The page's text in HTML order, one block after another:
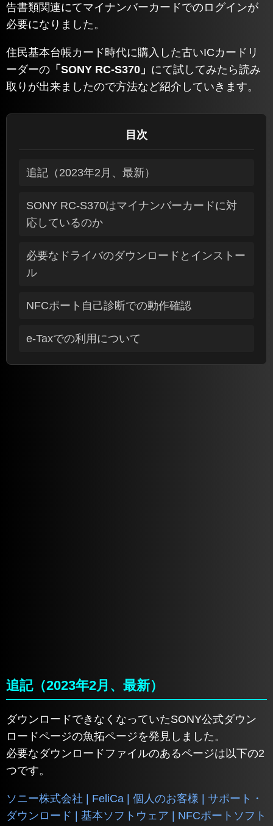
告書類関連にてマイナンバーカードでのログインが
必要になりました。
住民基本台帳カード時代に購入した古いICカードリ
ーダーの 「SONY RC-S370」 にて試してみたら読み
取りが出来ましたので方法など紹介していきます。
目次
追記（2023年2月、最新）
SONY RC-S370はマイナンバーカードに対
応しているのか
必要なドライバのダウンロードとインストー
ル
NFCポート自己診断での動作確認
e-Taxでの利用について
追記（2023年2月、最新）
ダウンロードできなくなっていたSONY公式ダウン
ロードページの魚拓ページを発見しました。
必要なダウンロードファイルのあるページは以下の2
つです。
ソニー株式会社 | FeliCa | 個人のお客様 | サポート・
ダウンロード | 基本ソフトウェア | NFCポートソフト